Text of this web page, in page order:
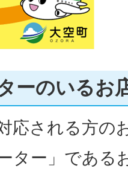
ーのいるお
応される方の
ター」である